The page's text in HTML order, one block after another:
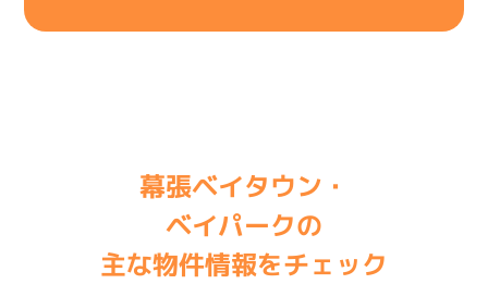
幕張ベイタウン・
ベイパークの
主な物件情報をチェック